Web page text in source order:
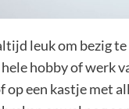
leuk om bezig
hobby of werk
op een kastje met